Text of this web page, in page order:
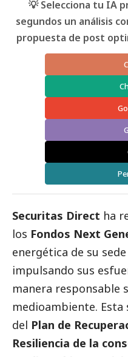
💡 Selecciona tu IA
segundos un análisis
propuesta de post
Securitas Direct ha
los Fondos Next
energética de su
impulsando sus
manera responsable
medioambiente.
del Plan de
Resiliencia de la